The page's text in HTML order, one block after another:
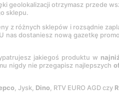
geolokalizacji otrzymasz przede
sklepu.
z różnych sklepów i rozsądnie
nas dostaniesz nową gazetkę
jakiegoś produktu w
nigdy nie przegapisz najlepszych
, Jysk, Dino, RTV EURO AGD czy